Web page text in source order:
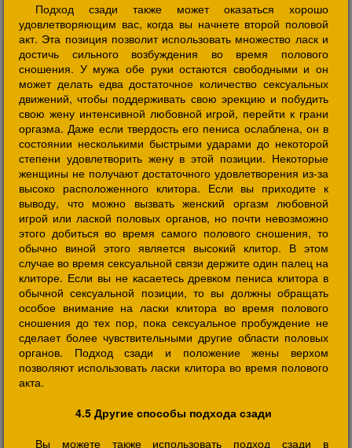
Подход сзади также может оказаться хорошо
удовлетворяющим вас, когда вы начнете второй половой
акт. Эта позиция позволит использовать множество ласк и
достичь сильного возбуждения во время полового
сношения. У мужа обе руки остаются свободными и он
может делать едва достаточное количество сексуальных
движений, чтобы поддерживать свою эрекцию и побудить
свою жену интенсивной любовной игрой, перейти к грани
оргазма. Даже если твердость его пениса ослаблена, он в
состоянии несколькими быстрыми ударами до некоторой
степени удовлетворить жену в этой позиции. Некоторые
женщины не получают достаточного удовлетворения из-за
высоко расположенного клитора. Если вы приходите к
выводу, что можно вызвать женский оргазм любовной
игрой или лаской половых органов, но почти невозможно
этого добиться во время самого полового сношения, то
обычно виной этого является высокий клитор. В этом
случае во время сексуальной связи держите один палец на
клиторе. Если вы не касаетесь древком пениса клитора в
обычной сексуальной позиции, то вы должны обращать
особое внимание на ласки клитора во время полового
сношения до тех пор, пока сексуальное пробуждение не
сделает более чувствительными другие области половых
органов. Подход сзади и положение жены верхом
позволяют использовать ласки клитора во время полового
акта.
4.5 Другие способы подхода сзади
Вы можете также использовать подход сзади в